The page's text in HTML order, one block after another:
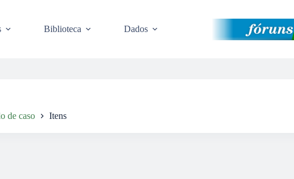
Biblioteca Dados
de caso Itens